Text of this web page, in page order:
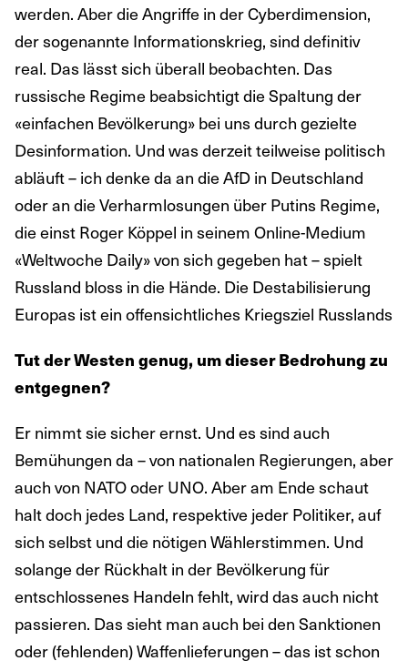
werden. Aber die Angriffe in der Cyberdimension,
der sogenannte Informationskrieg, sind definitiv
real. Das lässt sich überall beobachten. Das
russische Regime beabsichtigt die Spaltung der
«einfachen Bevölkerung» bei uns durch gezielte
Desinformation. Und was derzeit teilweise politisch
abläuft – ich denke da an die AfD in Deutschland
oder an die Verharmlosungen über Putins Regime,
die einst Roger Köppel in seinem Online-Medium
«Weltwoche Daily» von sich gegeben hat – spielt
Russland bloss in die Hände. Die Destabilisierung
Europas ist ein offensichtliches Kriegsziel Russlands
Tut der Westen genug, um dieser Bedrohung zu
entgegnen?
Er nimmt sie sicher ernst. Und es sind auch
Bemühungen da – von nationalen Regierungen, aber
auch von NATO oder UNO. Aber am Ende schaut
halt doch jedes Land, respektive jeder Politiker, auf
sich selbst und die nötigen Wählerstimmen. Und
solange der Rückhalt in der Bevölkerung für
entschlossenes Handeln fehlt, wird das auch nicht
passieren. Das sieht man auch bei den Sanktionen
oder (fehlenden) Waffenlieferungen – das ist schon